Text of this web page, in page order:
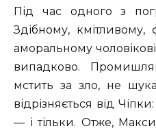
Під час одного з
Здібному,
аморальному
випадково.
мстить за зло, не
відрізняється від
— і тільки. Отже,